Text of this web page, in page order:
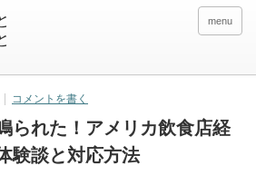
menu
コメントを書く
られた！アメリカ飲食店経
験談と対応方法